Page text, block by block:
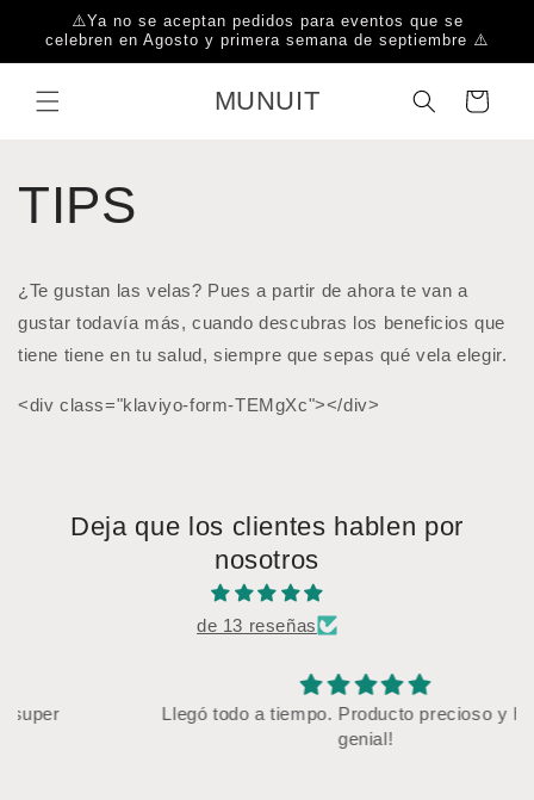
directamente
al contenido
⚠️Ya no se aceptan pedidos para eventos que se
celebren en Agosto y primera semana de septiembre ⚠️
MUNUIT Carrito
TIPS
¿Te gustan las velas? Pues a partir de ahora te van a
gustar todavía más, cuando descubras los beneficios que
tiene tiene en tu salud, siempre que sepas qué vela elegir.
<div class="klaviyo-form-TEMgXc"></div>
Deja que los clientes hablen por
nosotros
de 13 reseñas
Llegó todo a tiempo. Producto precioso y huelen